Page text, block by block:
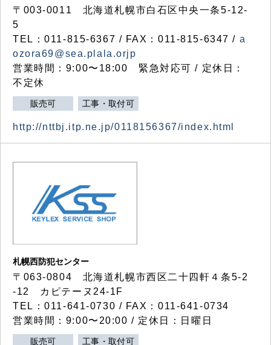
〒003-0011 北海道札幌市白石区中央一条5-12-
5
TEL：011-815-6367 / FAX：011-815-6347 / a
ozora69@sea.plala.orjp
営業時間：9:00〜18:00 緊急対応可 / 定休日：
不定休
販売可 工事・取付可
http://nttbj.itp.ne.jp/0118156367/index.html
札幌西防犯センター
〒063-0804 北海道札幌市西区二十四軒４条5-2
-12 カピテーヌ24-1F
TEL：011-641-0730 / FAX：011-641-0734
営業時間：9:00〜20:00 / 定休日：日曜日
販売可 工事・取付可